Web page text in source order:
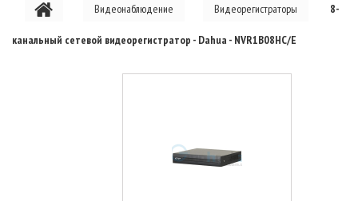
PON ОБОРУДОВАНИЕ
Видеонаблюдение Видеорегистраторы 8-
канальный сетевой видеорегистратор - Dahua - NVR1B08HC/E